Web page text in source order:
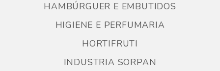
HAMBÚRGUER E EMBUTIDOS
HIGIENE E PERFUMARIA
HORTIFRUTI
INDUSTRIA SORPAN